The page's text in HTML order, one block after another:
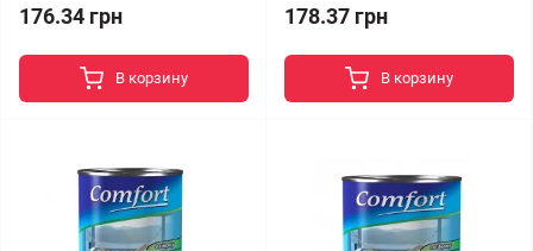
176.34 грн
В корзину
178.37 грн
В корзину